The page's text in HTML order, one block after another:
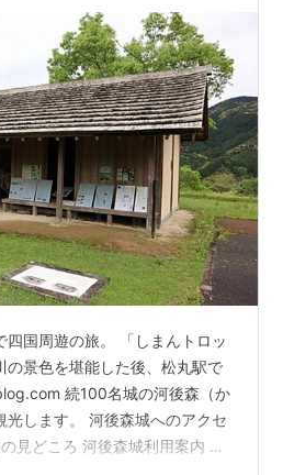
四国周遊の旅。 「しまんトロッ
の景色を堪能した後、松丸駅で
続100名城の河後森（か
光します。 河後森城へのアクセ
見どころ 河後森城利用案内 再